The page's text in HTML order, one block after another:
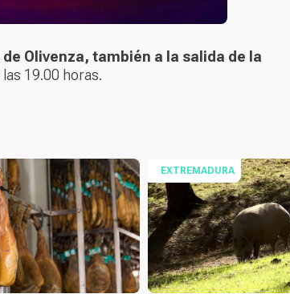
Olivenza, también a la salida de la
19.00 horas.
EXTREMADURA